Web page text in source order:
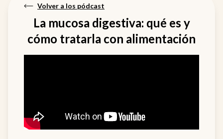
Volver a los pódcast
La mucosa digestiva: qué es y
cómo tratarla con alimentación